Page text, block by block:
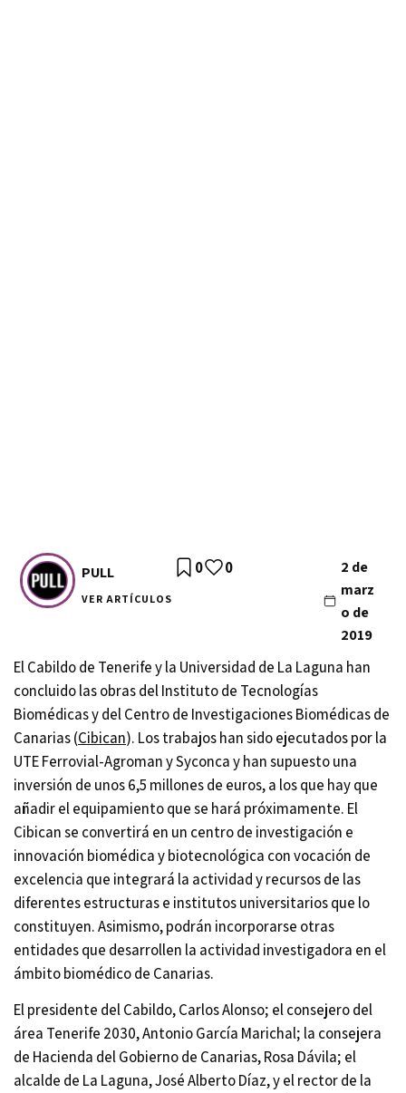
PULL
VER ARTÍCULOS
2 de
marz
o de
2019
0 0
El Cabildo de Tenerife y la Universidad de La Laguna han
concluidolas obras del Instituto de Tecnologías
Biomédicas y del Centro de Investigaciones Biomédicas de
Canarias (Cibican). Los trabajos han sido ejecutados por la
UTE Ferrovial-Agroman y Syconca y han supuesto una
inversión de unos 6,5 millones de euros, a los que hay que
añadir el equipamiento que se hará próximamente. El
Cibican se convertirá en un centro de investigación e
innovación biomédica y biotecnológica con vocación de
excelencia que integrará la actividad y recursos de las
diferentes estructuras e institutos universitarios que lo
constituyen. Asimismo, podrán incorporarse otras
entidades que desarrollen la actividad investigadora en el
ámbito biomédico de Canarias.
El presidente del Cabildo, Carlos Alonso; el consejero del
área Tenerife 2030,AntonioGarcía Marichal; la consejera
de Hacienda del Gobierno de Canarias, Rosa Dávila; el
alcalde de La Laguna, José Alberto Díaz, y el rector de la